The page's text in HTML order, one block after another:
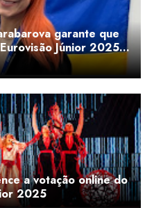
garante que
Júnior 2025...
a votação online do
2025